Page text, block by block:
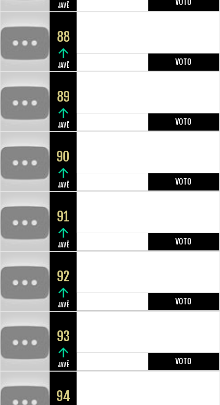
JAVË VOTO
88
JAVË VOTO
89
JAVË VOTO
90
JAVË VOTO
91
JAVË VOTO
92
JAVË VOTO
93
JAVË VOTO
94